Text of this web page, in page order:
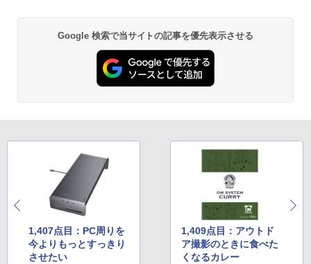
Google 検索で当サイトの記事を優先表示させる
1,407点目：PC周りを
今よりもっとすっきり
させたい
1,409点目：アウトド
ア撮影のときに食べた
くなるカレー